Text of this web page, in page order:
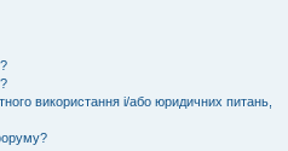
використання і/або юридичних питань,